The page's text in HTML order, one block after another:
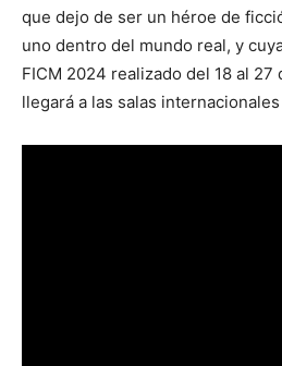
que dejo de ser un héroe de
uno dentro del mundo real, y
FICM 2024 realizado del 18 al 27
llegará a las salas